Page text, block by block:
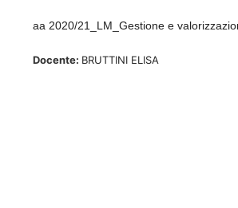
aa 2020/21_LM_Gestione e
Docente: BRUTTINI ELISA